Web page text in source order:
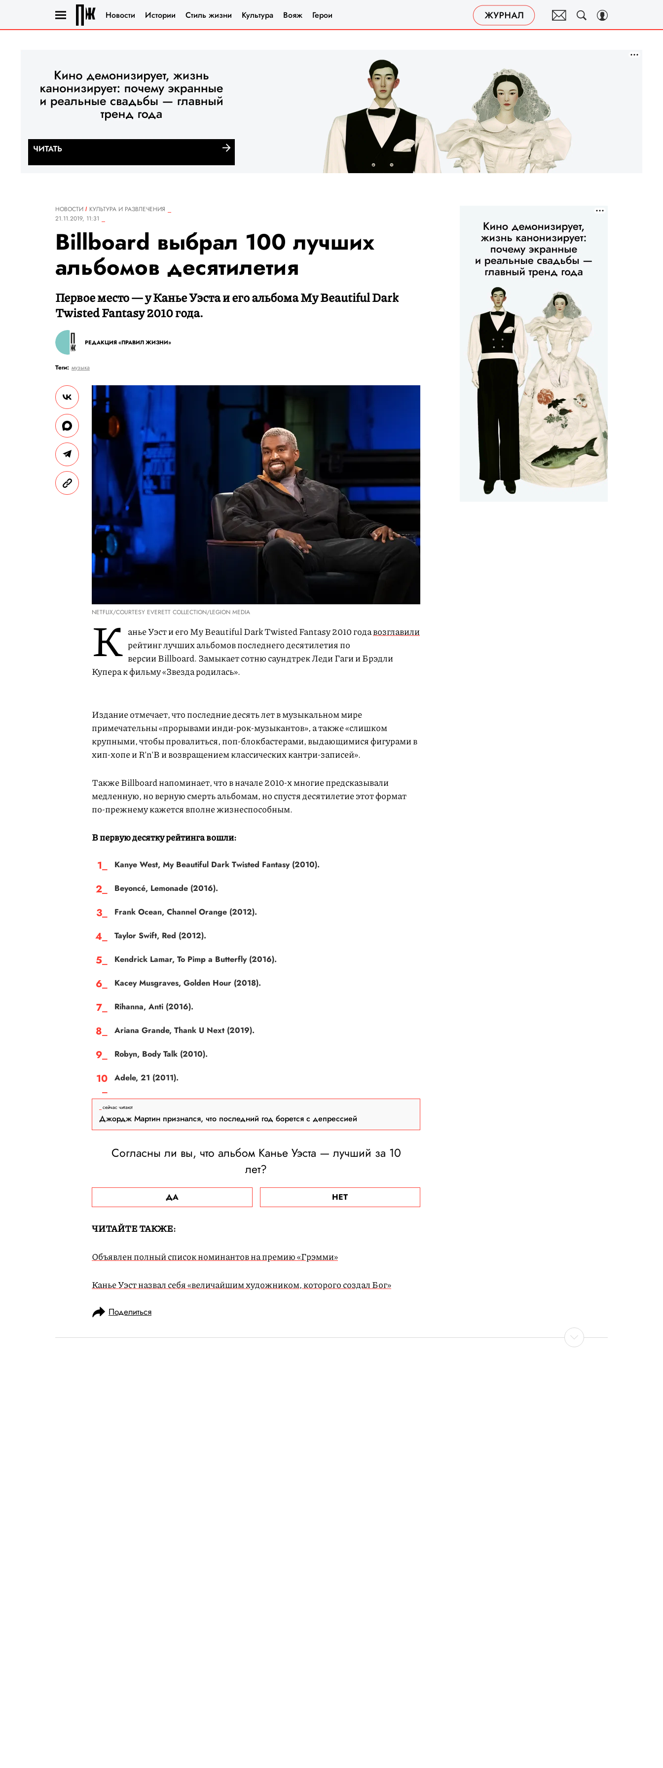
Новости Истории Стиль жизни Культура Вояж Герои
НОВОСТИ
КУЛЬТУРА И РАЗВЛЕЧЕНИЯ
21.11.2019, 11:31
Billboard выбрал 100 лучших
альбомов десятилетия
Первое место — у Канье Уэста и его альбома My Beautiful Dark
Twisted Fantasy 2010 года.
РЕДАКЦИЯ «ПРАВИЛ ЖИЗНИ»
Теги: музыка
NETFLIX/COURTESY EVERETT COLLECTION/LEGION MEDIA
К анье Уэст и его My Beautiful Dark Twisted Fantasy 2010 годавозглавили
рейтинг лучших альбомов последнего десятилетия по
версии Billboard. Замыкает сотню саундтрек Леди Гаги и Брэдли
Купера к фильму «Звезда родилась».
Издание отмечает, что последние десять лет в музыкальном мире
примечательны «прорывами инди-рок-музыкантов», а также «слишком
крупными, чтобы провалиться, поп-блокбастерами, выдающимися фигурами в
хип-хопе и R'n'B и возвращением классических кантри-записей».
Также Billboard напоминает, что в начале 2010-х многие предсказывали
медленную, но верную смерть альбомам, но спустя десятилетие этот формат
по-прежнему кажется вполне жизнеспособным.
В первую десятку рейтинга вошли:
Kanye West, My Beautiful Dark Twisted Fantasy (2010).
Beyoncé, Lemonade (2016).
Frank Ocean, Channel Orange (2012).
Taylor Swift, Red (2012).
Kendrick Lamar, To Pimp a Butterfly (2016).
Kacey Musgraves, Golden Hour (2018).
Rihanna, Anti (2016).
Ariana Grande, Thank U Next (2019).
Robyn, Body Talk (2010).
Adele, 21 (2011).
сейчас читают
Джордж Мартин признался, что последний год борется с депрессией
Согласны ли вы, что альбом Канье Уэста — лучший за 10
лет?
ДА НЕТ
ЧИТАЙТЕ ТАКЖЕ:
Объявлен полный список номинантов на премию «Грэмми»
Канье Уэст назвал себя «величайшим художником, которого создал Бог»
Поделиться